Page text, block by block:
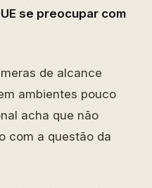
se preocupar com
de alcance
ambientes pouco
acha que não
com a questão da